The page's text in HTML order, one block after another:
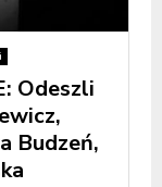
Odeszli
Budzeń,